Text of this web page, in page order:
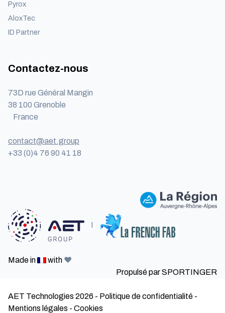
Pyrox
AloxTec
ID Partner
Contactez-nous
73D rue Général Mangin
38 100 Grenoble
France
contact@aet.group
+33 (0)4 76 90 41 18
I
Made in with ❤️
Propulsé parSPORTINGER
AET Technologies 2026 - Politique de confidentialité -
Mentions légales - Cookies